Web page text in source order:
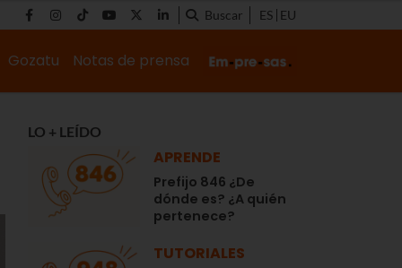
Buscar ES EU
Gozatu Notas de prensa
LO + LEÍDO
APRENDE
Prefijo 846 ¿De
dónde es? ¿A quién
pertenece?
TUTORIALES